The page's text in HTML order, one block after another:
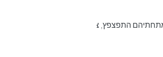
התפצפץ, צ'ן ג'ן